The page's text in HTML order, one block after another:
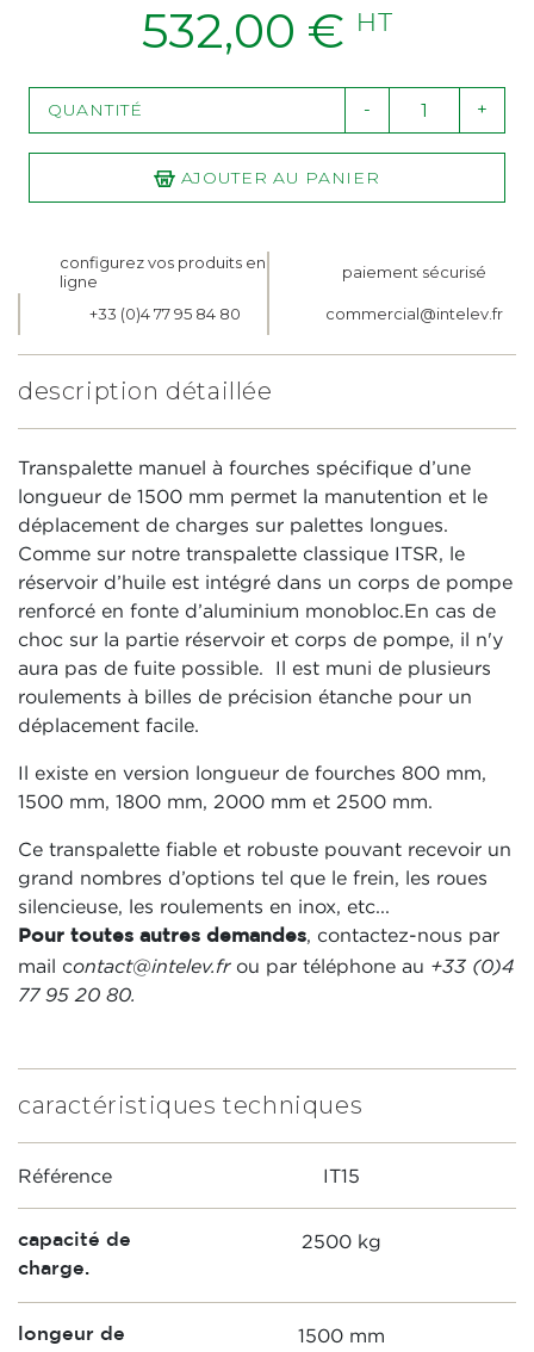
532,00 € HT
QUANTITÉ - +
AJOUTER AU PANIER
configurez vos produits en
ligne
paiement sécurisé
+33 (0)4 77 95 84 80 commercial@intelev.fr
description détaillée
Transpalette manuel à fourches spécifique d’une
longueur de 1500 mm permet la manutention et le
déplacement de charges sur palettes longues.
Comme sur notre transpalette classique ITSR, le
réservoir d’huile est intégré dans un corps de pompe
renforcé en fonte d’aluminium monobloc.En cas de
choc sur la partie réservoir et corps de pompe, il n'y
aura pas de fuite possible. Il est muni de plusieurs
roulements à billes de précision étanche pour un
déplacement facile.
Il existe en version longueur de fourches 800 mm,
1500 mm, 1800 mm, 2000 mm et 2500 mm.
Ce transpalette fiable et robuste pouvant recevoir un
grand nombres d’options tel que le frein, les roues
silencieuse, les roulements en inox, etc...
Pour toutes autres demandes , contactez-nous par
mail contact@intelev.frou par téléphone au +33 (0)4
77 95 20 80.
caractéristiques techniques
Référence IT15
capacité de
charge.
2500 kg
longeur de
1500 mm